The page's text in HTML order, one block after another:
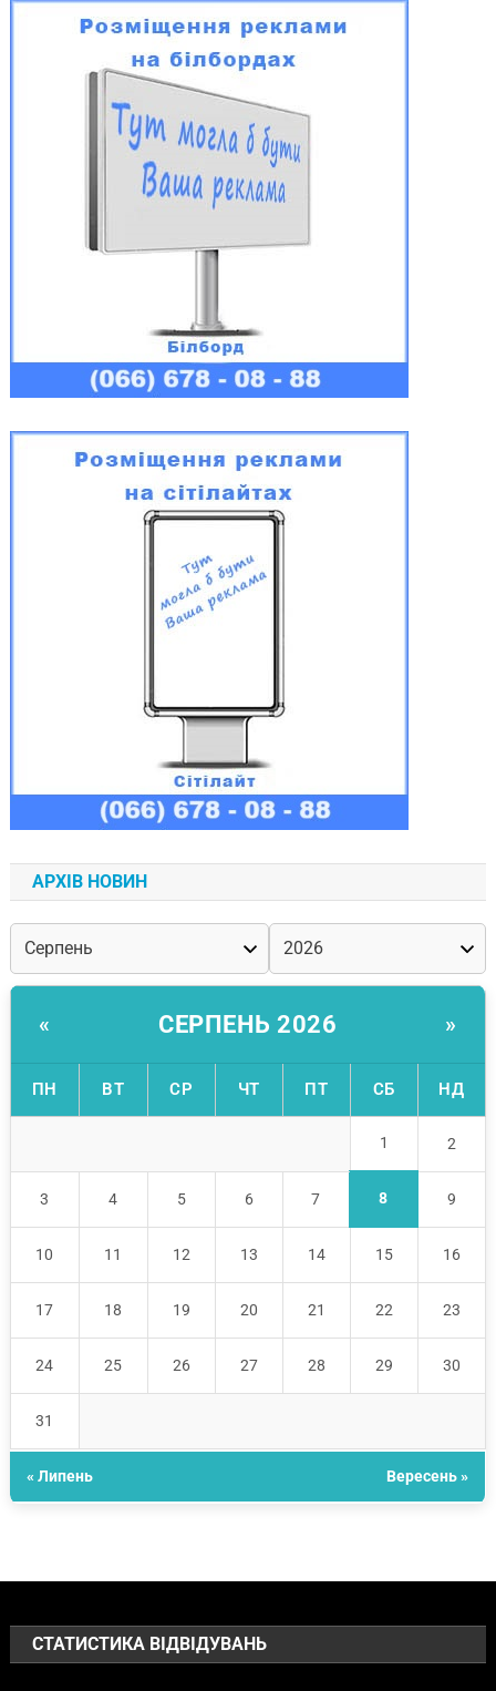
АРХІВ НОВИН
« СЕРПЕНЬ 2026 »
ПН ВТ СР ЧТ ПТ СБ НД
1 2
3 4 5 6 7 8 9
10 11 12 13 14 15 16
17 18 19 20 21 22 23
24 25 26 27 28 29 30
31
« Липень Вересень »
СТАТИСТИКА ВІДВІДУВАНЬ